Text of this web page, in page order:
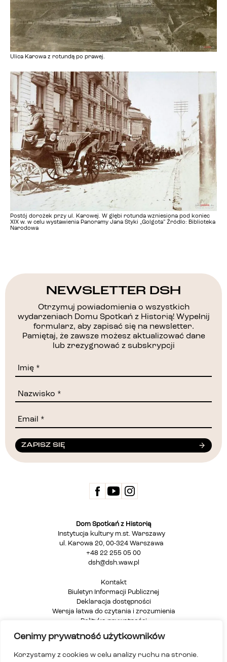
Cenimy prywatność użytkowników
Korzystamy z cookies w celu analizy ruchu na stronie.
Ulica Karowa z rotundą po prawej.
Postój dorożek przy ul. Karowej. W głębi rotunda wzniesiona pod koniec
XIX w. w celu wystawienia Panoramy Jana Styki „Golgota” Źródło: Biblioteka
Narodowa
NEWSLETTER DSH
Otrzymuj powiadomienia o wszystkich
wydarzeniach Domu Spotkań z Historią! Wypełnij
formularz, aby zapisać się na newsletter.
Pamiętaj, że zawsze możesz aktualizować dane
lub zrezygnować z subskrypcji
ZAPISZ SIĘ
Dom Spotkań z Historią
Instytucja kultury m.st. Warszawy
ul. Karowa 20, 00-324 Warszawa
+48 22 255 05 00
dsh@dsh.waw.pl
Kontakt
Biuletyn Informacji Publicznej
Deklaracja dostępności
Wersja łatwa do czytania i zrozumienia
Polityka prywatności
Mapa strony